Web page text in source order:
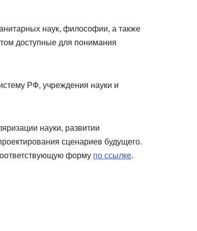
наук, философии, а также
доступные для понимания
РФ, учреждения науки и
науки, развитии
сценариев будущего.
форму по ссылке.